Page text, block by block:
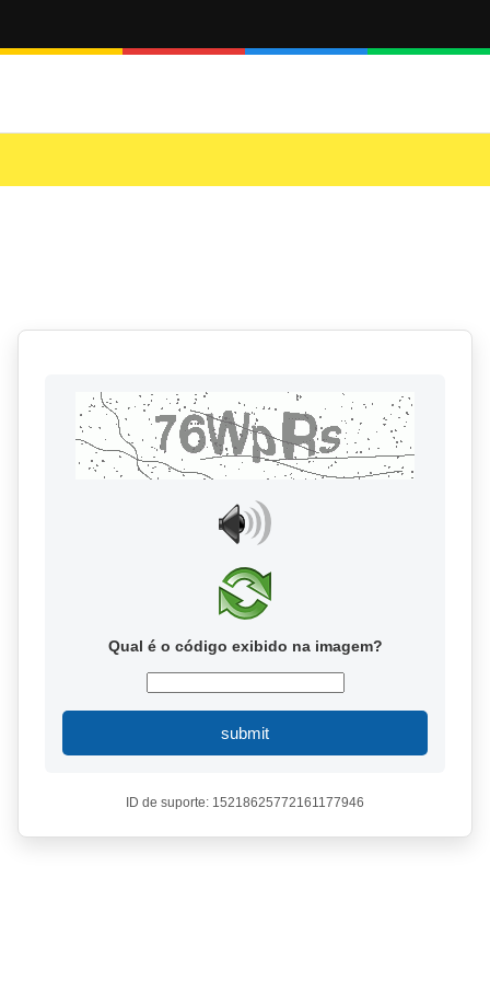
Qual é o código exibido na imagem?
submit
ID de suporte: 15218625772161177946